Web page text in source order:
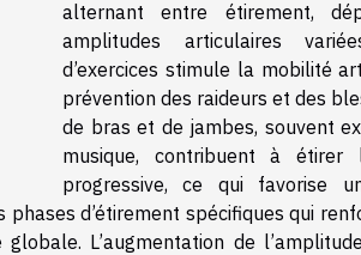
alternant entre étirement,
amplitudes articulaires
d’exercices stimule la mobilité
prévention des raideurs et des
de bras et de jambes, souvent
musique, contribuent à
progressive, ce qui favorise
phases d’étirement spécifiques qui
L’augmentation de